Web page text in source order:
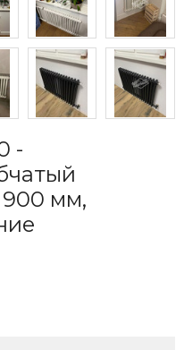
-
900 мм,